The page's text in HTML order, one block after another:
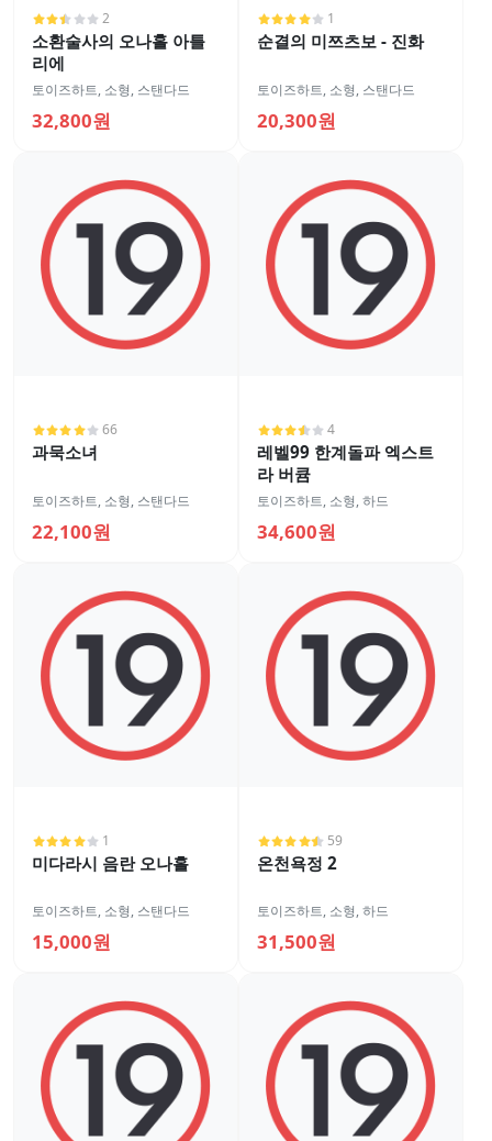
2
소환술사의 오나홀 아틀
리에
토이즈하트, 소형, 스탠다드
32,800원
1
순결의 미쯔츠보 - 진화
토이즈하트, 소형, 스탠다드
20,300원
66
과묵소녀
토이즈하트, 소형, 스탠다드
22,100원
4
레벨99 한계돌파 엑스트
라 버큠
토이즈하트, 소형,하드
34,600원
1
미다라시 음란 오나홀
토이즈하트, 소형, 스탠다드
15,000원
59
온천욕정 2
토이즈하트, 소형,하드
31,500원